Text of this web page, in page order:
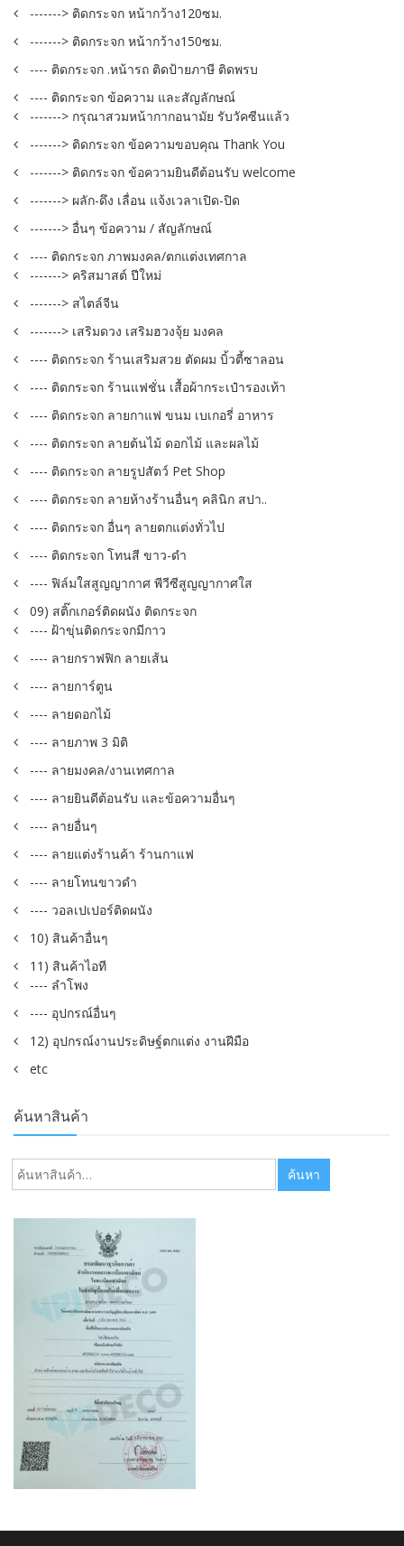
-------> ติดกระจก หน้ากว้าง120ซม.
-------> ติดกระจก หน้ากว้าง150ซม.
---- ติดกระจก .หน้ารถ ติดป้ายภาษี ติดพรบ
---- ติดกระจก ข้อความ และสัญลักษณ์
-------> กรุณาสวมหน้ากากอนามัย รับวัคซีนแล้ว
-------> ติดกระจก ข้อความขอบคุณ Thank You
-------> ติดกระจก ข้อความยินดีต้อนรับ welcome
-------> ผลัก-ดึง เลื่อน แจ้งเวลาเปิด-ปิด
-------> อื่นๆ ข้อความ / สัญลักษณ์
---- ติดกระจก ภาพมงคล/ตกแต่งเทศกาล
-------> คริสมาสต์ ปีใหม่
-------> สไตล์จีน
-------> เสริมดวง เสริมฮวงจุ้ย มงคล
---- ติดกระจก ร้านเสริมสวย ตัดผม บิ้วตี้ซาลอน
---- ติดกระจก ร้านแฟชั่น เสื้อผ้ากระเป๋ารองเท้า
---- ติดกระจก ลายกาแฟ ขนม เบเกอรี่ อาหาร
---- ติดกระจก ลายต้นไม้ ดอกไม้ และผลไม้
---- ติดกระจก ลายรูปสัตว์ Pet Shop
---- ติดกระจก ลายห้างร้านอื่นๆ คลินิก สปา..
---- ติดกระจก อื่นๆ ลายตกแต่งทั่วไป
---- ติดกระจก โทนสี ขาว-ดำ
---- ฟิล์มใสสูญญากาศ พีวีซีสูญญากาศใส
09) สติ๊กเกอร์ติดผนัง ติดกระจก
---- ฝ้าขุ่นติดกระจกมีกาว
---- ลายกราฟฟิก ลายเส้น
---- ลายการ์ตูน
---- ลายดอกไม้
---- ลายภาพ 3 มิติ
---- ลายมงคล/งานเทศกาล
---- ลายยินดีต้อนรับ และข้อความอื่นๆ
---- ลายอื่นๆ
---- ลายแต่งร้านค้า ร้านกาแฟ
---- ลายโทนขาวดำ
---- วอลเปเปอร์ติดผนัง
10) สินค้าอื่นๆ
11) สินค้าไอที
---- ลำโพง
---- อุปกรณ์อื่นๆ
12) อุปกรณ์งานประดิษฐ์ตกแต่ง งานฝีมือ
etc
ค้นหาสินค้า
ค้นหา: ค้นหา